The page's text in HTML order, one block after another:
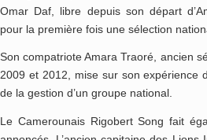
Omar Daf, libre depuis son départ
pour la première fois une sélection
Son compatriote Amara Traoré, ancien
2009 et 2012, mise sur son expérience
de la gestion d’un groupe national.
Le Camerounais Rigobert Song fait